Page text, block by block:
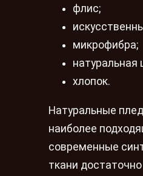
флис;
микрофибра;
натуральная
хлопок.
Натуральные
наиболее
современные
ткани